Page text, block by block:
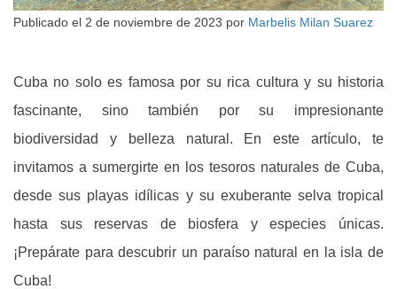
Publicado el 2 de noviembre de 2023 por Marbelis Milan Suarez
Cuba no solo es famosa por su rica cultura y su historia
fascinante, sino también por su impresionante
biodiversidad y belleza natural. En este artículo, te
invitamos a sumergirte en los tesoros naturales de Cuba,
desde sus playas idílicas y su exuberante selva tropical
hasta sus reservas de biosfera y especies únicas.
¡Prepárate para descubrir un paraíso natural en la isla de
Cuba!